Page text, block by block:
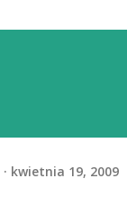
kwietnia 19, 2009